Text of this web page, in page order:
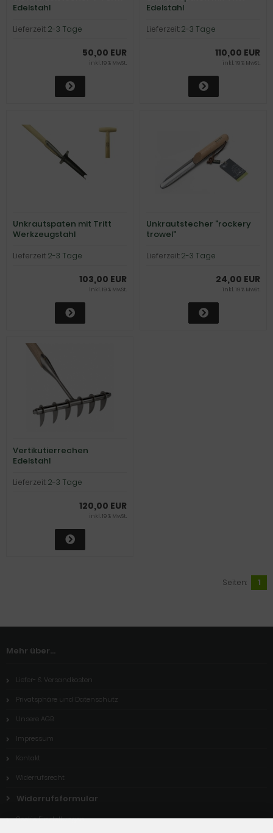
Edelstahl
Lieferzeit:2-3 Tage
50,00 EUR
inkl. 19 % MwSt.
Edelstahl
Lieferzeit:2-3 Tage
110,00 EUR
inkl. 19 % MwSt.
Unkrautspaten mit Tritt
Werkzeugstahl
Lieferzeit:2-3 Tage
103,00 EUR
inkl. 19 % MwSt.
Unkrautstecher "rockery
trowel"
Lieferzeit:2-3 Tage
24,00 EUR
inkl. 19 % MwSt.
Vertikutierrechen
Edelstahl
Lieferzeit:2-3 Tage
120,00 EUR
inkl. 19 % MwSt.
Seiten: 1
Mehr über...
Liefer- & Versandkosten
Privatsphäre und Datenschutz
Unsere AGB
Impressum
Kontakt
Widerrufsrecht
Widerrufsformular
Cookie Einstellungen